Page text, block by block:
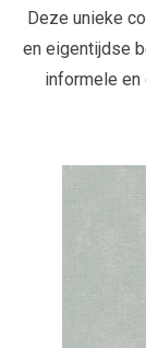
Deze unieke
en eigentijdse
informele en